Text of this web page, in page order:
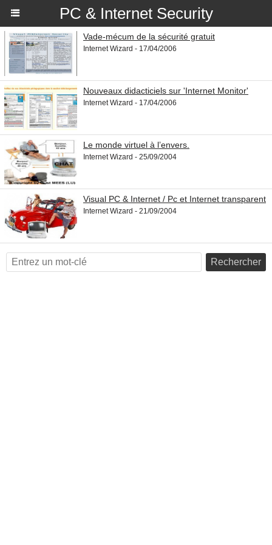
PC & Internet Security
Vade-mécum de la sécurité gratuit
Internet Wizard - 17/04/2006
Nouveaux didacticiels sur 'Internet Monitor'
Internet Wizard - 17/04/2006
Le monde virtuel à l’envers.
Internet Wizard - 25/09/2004
Visual PC & Internet / Pc et Internet transparent
Internet Wizard - 21/09/2004
Rechercher